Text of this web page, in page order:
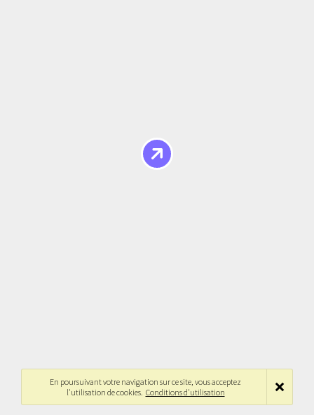
En poursuivant votre navigation sur ce site, vous acceptez
l'utilisation de cookies. Conditions d'utilisation